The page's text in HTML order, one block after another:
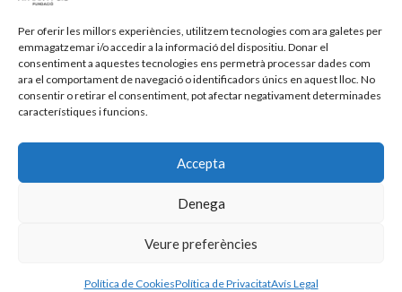
Per oferir les millors experiències, utilitzem tecnologies com ara galetes per
emmagatzemar i/o accedir a la informació del dispositiu. Donar el
consentiment a aquestes tecnologies ens permetrà processar dades com
ara el comportament de navegació o identificadors únics en aquest lloc. No
consentir o retirar el consentiment, pot afectar negativament determinades
característiques i funcions.
Accepta
Denega
Veure preferències
Política de CookiesPolítica de PrivacitatAvís Legal
nostra Fundació i, per extensió, en el conjunt de la
societat.